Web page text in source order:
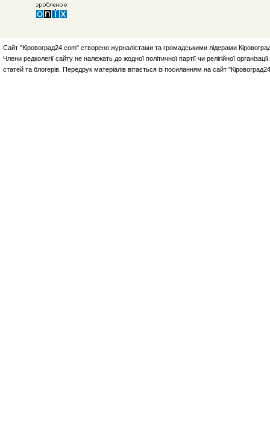
Сайт "Кіровоград24.com" створено журналістами та громадськими лідерами
Члени редколегії сайту не належать до жодної політичної партії чи релігійної
статей та блогерів. Передрук матеріалів вітається із посиланням на сайт